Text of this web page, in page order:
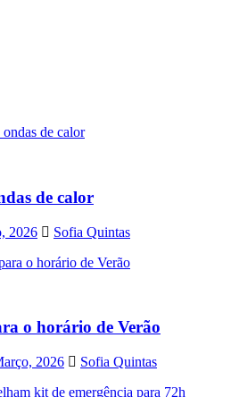
de calor
2026 Sofia Quintas
o horário de Verão
2026 Sofia Quintas